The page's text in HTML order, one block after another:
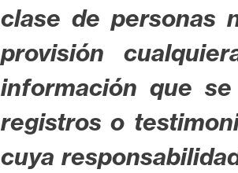
clase de personas
provisión
información que
registros o
cuya